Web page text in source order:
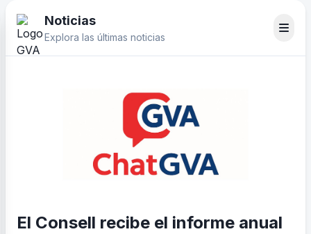
Noticias
Explora las últimas noticias
El Consell recibe el informe anual